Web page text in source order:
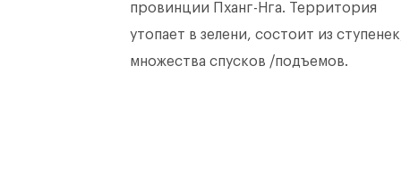
провинции Пханг-Нга. Территория
утопает в зелени, состоит из
множества спусков /подъемов.